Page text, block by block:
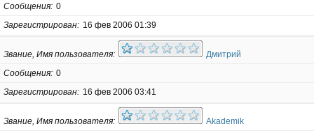
Сообщения 0
Зарегистрирован
16 фев 2006 01:39
Звание, Имя пользователя
Дмитрий
Сообщения 0
Зарегистрирован
16 фев 2006 03:41
Звание, Имя пользователя
Akademik